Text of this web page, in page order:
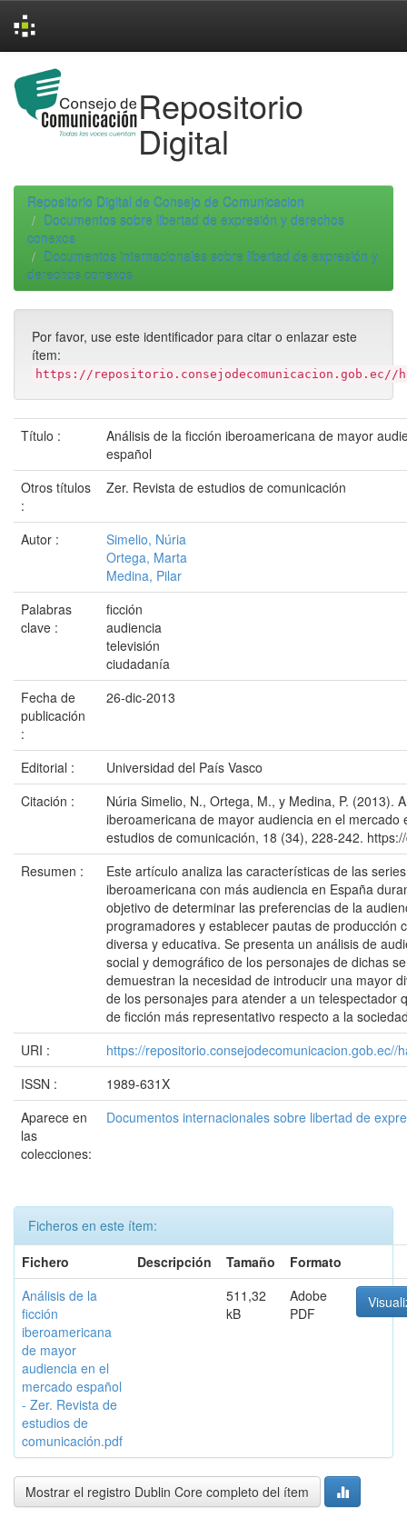
navigation
Repositorio
Digital
Repositorio Digital de Consejo de Comunicacion
Documentos sobre libertad de expresión y derechos
conexos
Documentos internacionales sobre libertad de expresión y
derechos conexos
Por favor, use este identificador para citar o enlazar este
ítem:
https://repositorio.consejodecomunicacion.gob.ec//
Título :
Análisis de la ficción iberoamericana de mayor
español
Otros títulos
:
Zer. Revista de estudios de comunicación
Autor :
Simelio, Núria
Ortega, Marta
Medina, Pilar
Palabras
clave :
ficción
audiencia
televisión
ciudadanía
Fecha de
publicación
:
26-dic-2013
Editorial :
Universidad del País Vasco
Citación :
Núria Simelio, N., Ortega, M., y Medina, P. (2013).
iberoamericana de mayor audiencia en el mercado
estudios de comunicación, 18 (34), 228-242.
Resumen :
Este artículo analiza las características de las
iberoamericana con más audiencia en España
objetivo de determinar las preferencias de la
programadores y establecer pautas de producción
diversa y educativa. Se presenta un análisis de
social y demográfico de los personajes de dichas
demuestran la necesidad de introducir una mayor
de los personajes para atender a un telespectador
de ficción más representativo respecto a la
URI :
https://repositorio.consejodecomunicacion.gob.ec//
ISSN :
1989-631X
Aparece en
las
colecciones:
Documentos internacionales sobre libertad de
Ficheros en este ítem:
Fichero
Descripción Tamaño
Formato
Análisis de la
ficción
iberoamericana
de mayor
audiencia en el
mercado español
- Zer. Revista de
estudios de
comunicación.pdf
511,32
kB
Adobe
PDF
Mostrar el registro Dublin Core completo del ítem